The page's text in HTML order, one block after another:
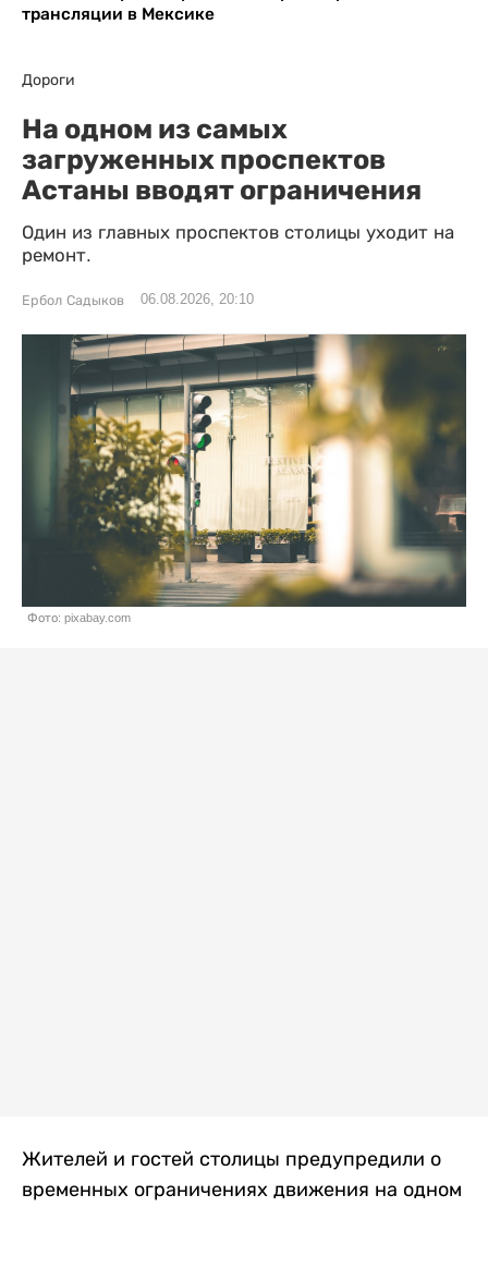
трансляции в Мексике
Дороги
На одном из самых
загруженных проспектов
Астаны вводят ограничения
Один из главных проспектов столицы уходит на
ремонт.
Ербол Садыков 06.08.2026, 20:10
Фото: pixabay.com
Жителей и гостей столицы предупредили о
временных ограничениях движения на одном